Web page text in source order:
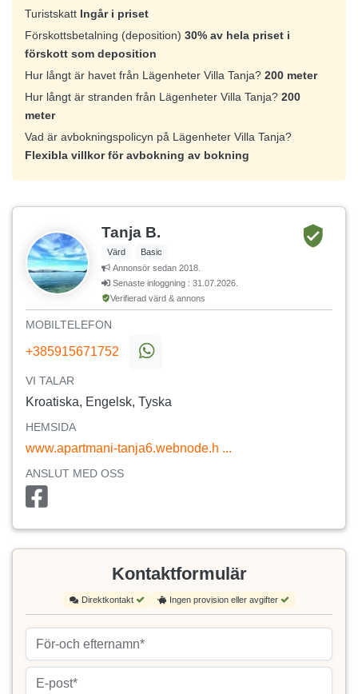
Turistskatt Ingår i priset
Förskottsbetalning (deposition) 30% av hela priset i
förskott som deposition
Hur långt är havet från Lägenheter Villa Tanja? 200 meter
Hur långt är stranden från Lägenheter Villa Tanja? 200
meter
Vad är avbokningspolicyn på Lägenheter Villa Tanja?
Flexibla villkor för avbokning av bokning
Tanja B.
Värd
Basic
Annonsör sedan 2018.
Senaste inloggning : 31.07.2026.
Verifierad värd & annons
MOBILTELEFON
+385915671752
VI TALAR
Kroatiska, Engelsk, Tyska
HEMSIDA
www.apartmani-tanja6.webnode.h ...
ANSLUT MED OSS
Kontaktformulär
Direktkontakt Ingen provision eller avgifter